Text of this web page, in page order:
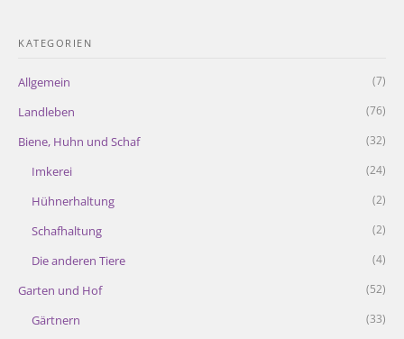
KATEGORIEN
Allgemein (7)
Landleben (76)
Biene, Huhn und Schaf (32)
Imkerei (24)
Hühnerhaltung (2)
Schafhaltung (2)
Die anderen Tiere (4)
Garten und Hof (52)
Gärtnern (33)